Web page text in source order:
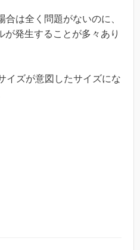
は全く問題がないのに、
が発生することが多々あり
イズが意図したサイズにな